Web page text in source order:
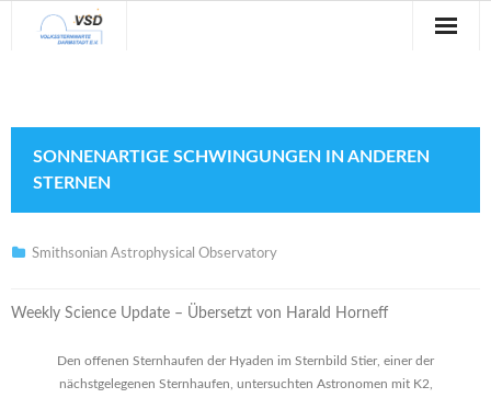
Veranstaltungen
Verein
Kontakt
SONNENARTIGE SCHWINGUNGEN IN ANDEREN
STERNEN
Smithsonian Astrophysical Observatory
Weekly Science Update – Übersetzt von Harald Horneff
Den offenen Sternhaufen der Hyaden im Sternbild Stier, einer der
nächstgelegenen Sternhaufen, untersuchten Astronomen mit K2,